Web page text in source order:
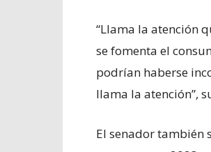
“Llama la atención
se fomenta el
podrían haberse
llama la atención”,
El senador también